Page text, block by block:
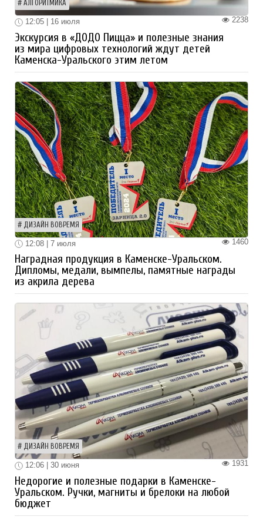
АЛГОРИТМИКА
2238
12:05 | 16 июля
Экскурсия в «ДОДО Пицца» и полезные знания
из мира цифровых технологий ждут детей
Каменска-Уральского этим летом
ДИЗАЙН ВОВРЕМЯ
1460
12:08 | 7 июля
Наградная продукция в Каменске-Уральском.
Дипломы, медали, вымпелы, памятные награды
из акрила дерева
ДИЗАЙН ВОВРЕМЯ
1931
12:06 | 30 июня
Недорогие и полезные подарки в Каменске-
Уральском. Ручки, магниты и брелоки на любой
бюджет